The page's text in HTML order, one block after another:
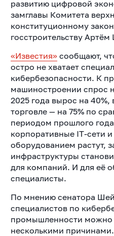
развитию цифровой
замглавы Комитета
конституционному
госстроительству
«Известия»сообщают,
остро не хватает
кибербезопасности. К
машиностроении спрос
2025 года вырос на 40%,
торговле — на 75% по
периодом прошлого
корпоративные IТ-сети
оборудованием растут,
инфраструктуры
для компаний. И для её
специалисты.
По мнению сенатора
специалистов по
промышленности можно
несколькими